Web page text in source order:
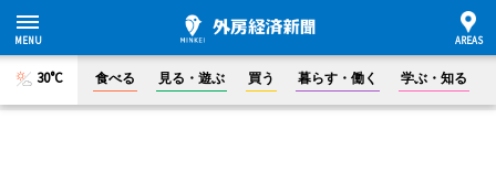
30°C 食べる 見る・遊ぶ 買う 暮らす・働く 学ぶ・知る